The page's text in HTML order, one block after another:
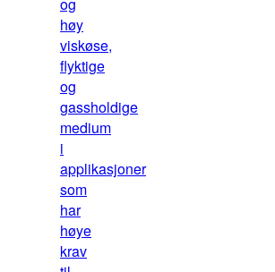
høy
viskøse,
flyktige
og
gassholdige
medium
i
applikasjoner
som
har
høye
krav